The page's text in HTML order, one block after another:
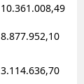
10.361.008,49
8.877.952,10
3.114.636,70